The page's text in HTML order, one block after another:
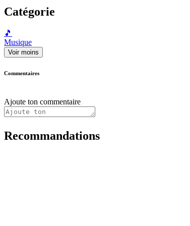
Catégorie
🎵
Musique
Voir moins
Commentaires
Ajoute ton commentaire
Recommandations